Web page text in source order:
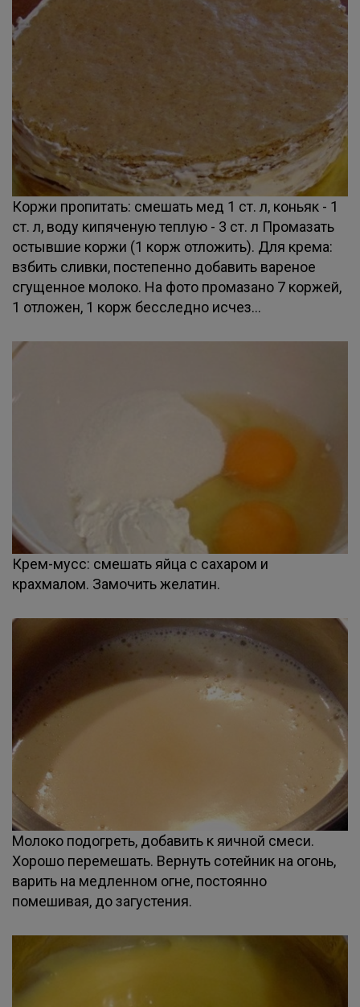
Коржи пропитать: смешать мед 1 ст. л, коньяк - 1
ст. л, воду кипяченую теплую - 3 ст. л Промазать
остывшие коржи (1 корж отложить). Для крема:
взбить сливки, постепенно добавить вареное
сгущенное молоко. На фото промазано 7 коржей,
1 отложен, 1 корж бесследно исчез...
Крем-мусс: смешать яйца с сахаром и
крахмалом. Замочить желатин.
Молоко подогреть, добавить к яичной смеси.
Хорошо перемешать. Вернуть сотейник на огонь,
варить на медленном огне, постоянно
помешивая, до загустения.